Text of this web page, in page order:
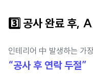
3️⃣ 공사 완료 후,
인테리어 中 발생하는 가
“공사 후 연락 두절”